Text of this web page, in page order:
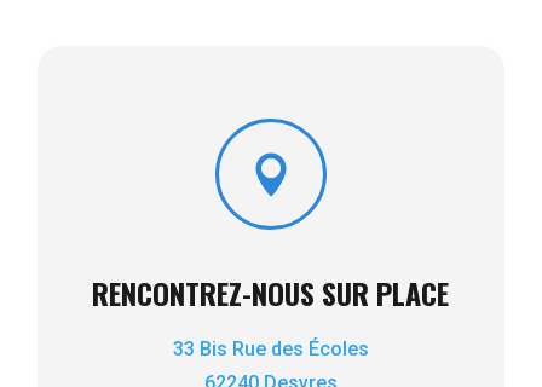

RENCONTREZ-NOUS SUR PLACE
33 Bis Rue des Écoles
62240 Desvres